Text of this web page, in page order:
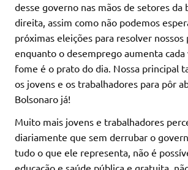
desse governo nas mãos de setores da
direita, assim como não podemos
próximas eleições para resolver nossos
enquanto o desemprego aumenta cada
fome é o prato do dia. Nossa principal
os jovens e os trabalhadores para pôr
Bolsonaro já!
Muito mais jovens e trabalhadores
diariamente que sem derrubar o
tudo o que ele representa, não é